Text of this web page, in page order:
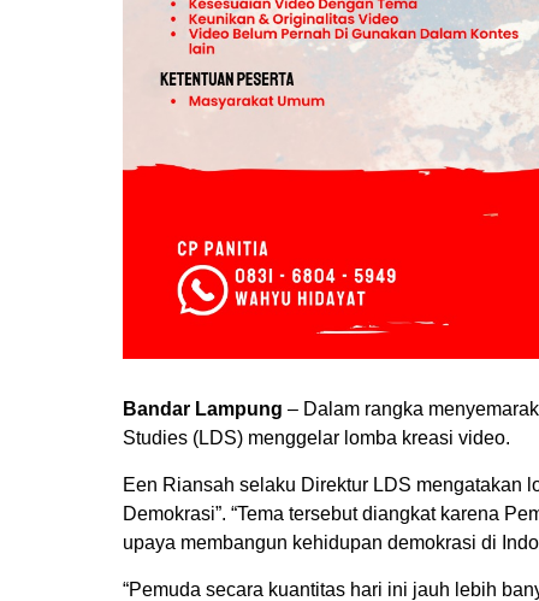
Bandar Lampung – Dalam rangka
Studies (LDS) menggelar lomba kreasi video.
Een Riansah selaku Direktur LDS mengatakan
Demokrasi”. “Tema tersebut diangkat karena
upaya membangun kehidupan demokrasi di
“Pemuda secara kuantitas hari ini jauh lebih